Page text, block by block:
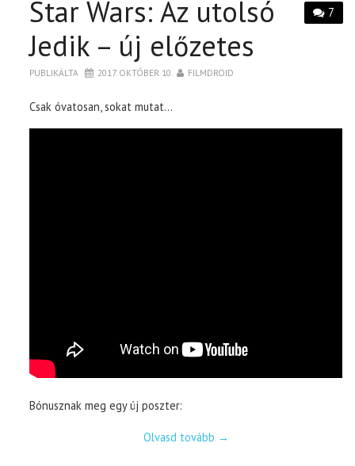
7
Star Wars: Az utolsó
Jedik – új előzetes
PUBLIKÁLTA 2017. OKTÓBER 10. FILMDROID
Csak óvatosan, sokat mutat…
Bónusznak meg egy új poszter:
Olvasd tovább →